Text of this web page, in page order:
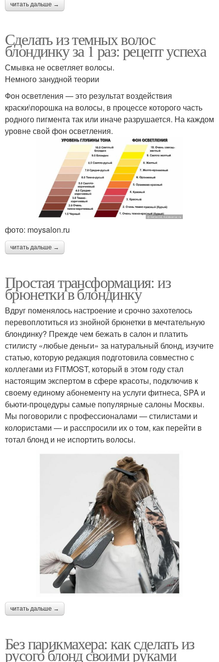
читать дальше →
Сделать из темных волос
блондинку за 1 раз: рецепт успеха
Смывка не осветляет волосы.
Немного занудной теории
Фон осветления — это результат воздействия
краски\порошка на волосы, в процессе которого часть
родного пигмента так или иначе разрушается. На каждом
уровне свой фон осветления.
фото: moysalon.ru
читать дальше →
Простая трансформация: из
брюнетки в блондинку
Вдруг поменялось настроение и срочно захотелось
перевоплотиться из знойной брюнетки в мечтательную
блондинку? Прежде чем бежать в салон и платить
стилисту «любые деньги» за натуральный блонд, изучите
статью, которую редакция подготовила совместно с
коллегами из FITMOST, который в этом году стал
настоящим экспертом в сфере красоты, подключив к
своему единому абонементу на услуги фитнеса, SPA и
бьюти-процедуры самые популярные салоны Москвы.
Мы поговорили с профессионалами — стилистами и
колористами — и расспросили их о том, как перейти в
тотал блонд и не испортить волосы.
читать дальше →
Без парикмахера: как сделать из
русого блонд своими руками